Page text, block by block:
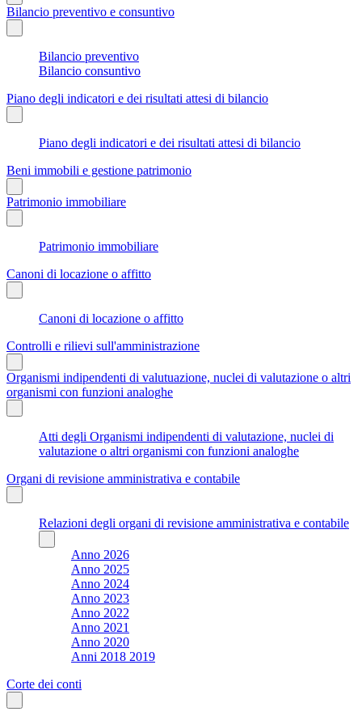
Bilancio preventivo e consuntivo
Bilancio preventivo
Bilancio consuntivo
Piano degli indicatori e dei risultati attesi di bilancio
Piano degli indicatori e dei risultati attesi di bilancio
Beni immobili e gestione patrimonio
Patrimonio immobiliare
Patrimonio immobiliare
Canoni di locazione o affitto
Canoni di locazione o affitto
Controlli e rilievi sull'amministrazione
Organismi indipendenti di valutuazione, nuclei di valutazione o altri
organismi con funzioni analoghe
Atti degli Organismi indipendenti di valutazione, nuclei di
valutazione o altri organismi con funzioni analoghe
Organi di revisione amministrativa e contabile
Relazioni degli organi di revisione amministrativa e contabile
Anno 2026
Anno 2025
Anno 2024
Anno 2023
Anno 2022
Anno 2021
Anno 2020
Anni 2018 2019
Corte dei conti